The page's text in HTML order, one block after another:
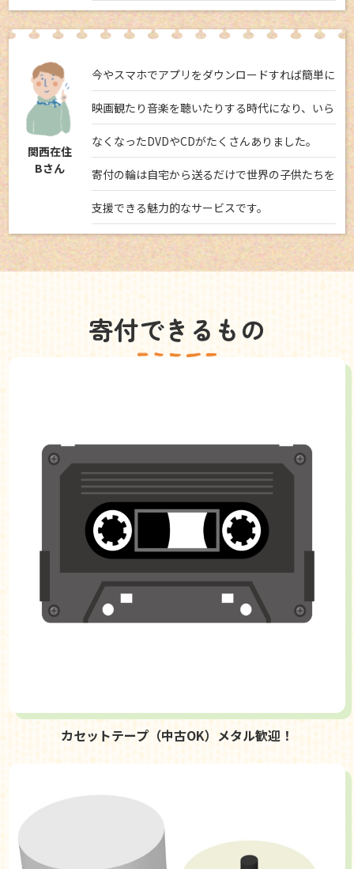
関西在住
Bさん
今やスマホでアプリをダウンロードすれば簡単に
映画観たり音楽を聴いたりする時代になり、いら
なくなったDVDやCDがたくさんありました。
寄付の輪は自宅から送るだけで世界の子供たちを
支援できる魅力的なサービスです。
寄付できるもの
カセットテープ（中古OK）メタル歓迎！